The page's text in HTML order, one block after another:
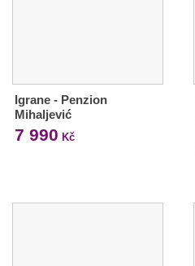
Igrane - Penzion
Mihaljević
7 990 Kč